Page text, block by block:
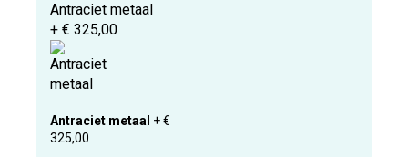
Antraciet metaal
+ € 325,00
Antraciet metaal + €
325,00